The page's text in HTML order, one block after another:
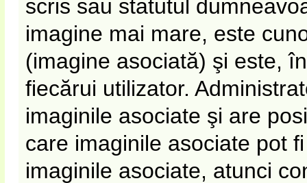
scris sau statutul
imagine mai mare, este
(imagine asociată) şi este,
fiecărui utilizator.
imaginile asociate şi are
care imaginile asociate pot
imaginile asociate, atunci